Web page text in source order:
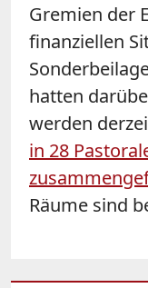
Gremien der
finanziellen
hatten
werden
in 28
Räume sind